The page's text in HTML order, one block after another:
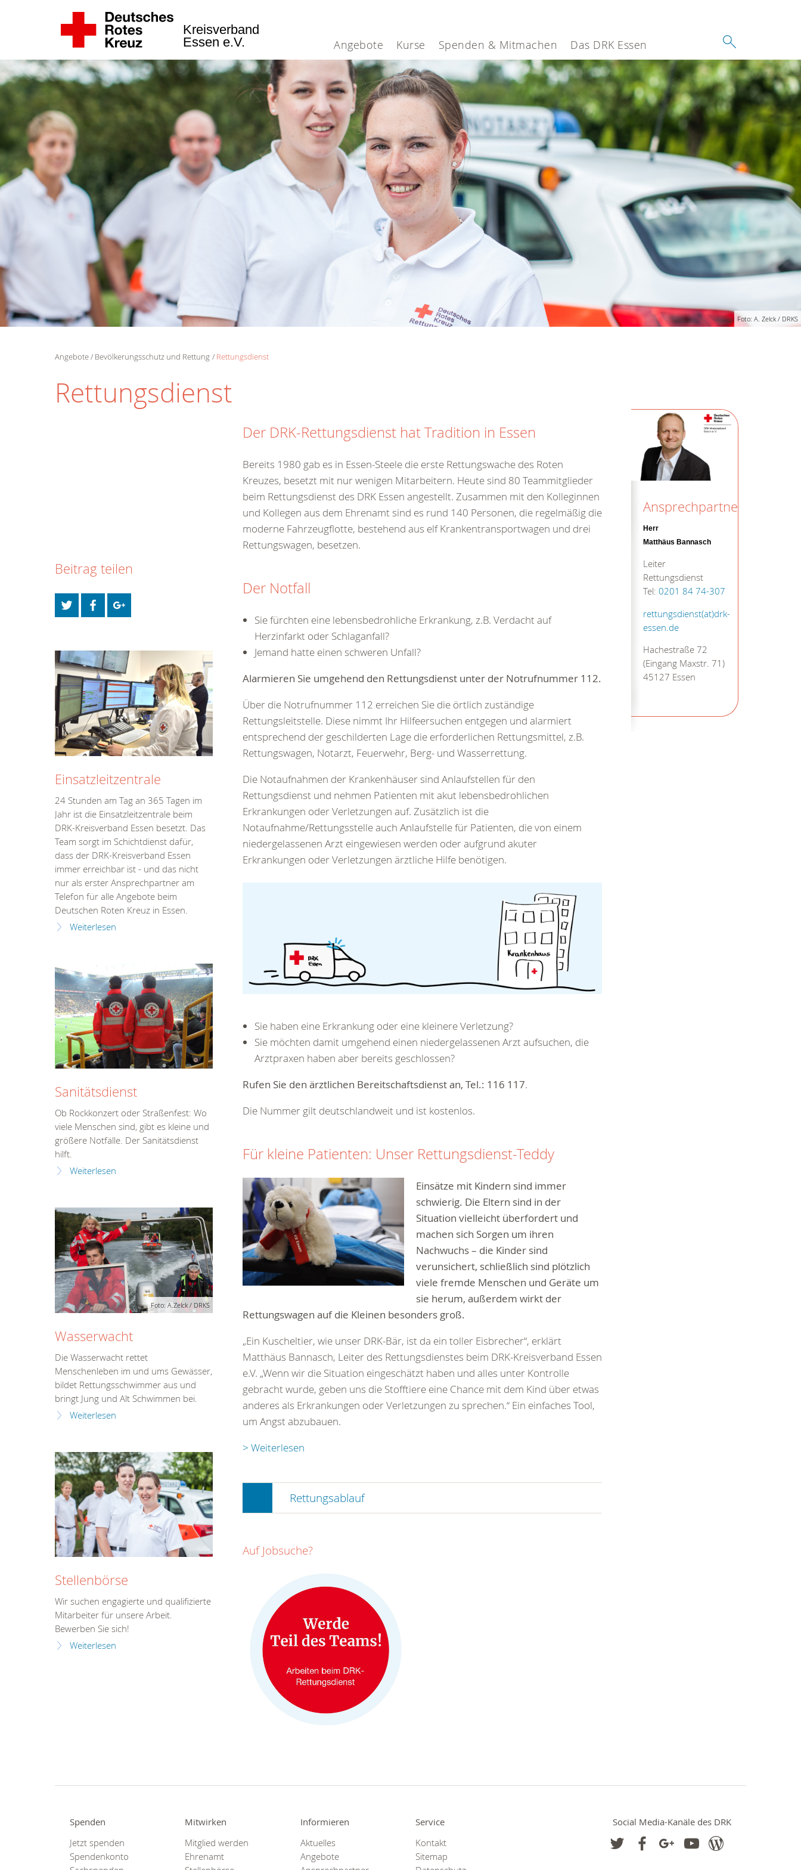
Angebote Kurse Spenden & Mitmachen Das DRK Essen
Kreisverband
Essen e.V.
Foto: A. Zelck / DRKS
Angebote Bevölkerungsschutz und Rettung Rettungsdienst
Rettungsdienst
Ansprechpartner
Herr
Matthäus Bannasch
Leiter
Rettungsdienst
Tel: 0201 84 74-307
rettungsdienst(at)drk-
essen.de
Hachestraße 72
(Eingang Maxstr. 71)
45127 Essen
Der DRK-Rettungsdienst hat Tradition in Essen
Bereits 1980 gab es in Essen-Steele die erste Rettungswache des Roten
Kreuzes, besetzt mit nur wenigen Mitarbeitern. Heute sind 80 Teammitglieder
beim Rettungsdienst des DRK Essen angestellt. Zusammen mit den Kolleginnen
und Kollegen aus dem Ehrenamt sind es rund 140 Personen, die regelmäßig die
moderne Fahrzeugflotte, bestehend aus elf Krankentransportwagen und drei
Rettungswagen, besetzen.
Der Notfall
Sie fürchten eine lebensbedrohliche Erkrankung, z.B. Verdacht auf
Herzinfarkt oder Schlaganfall?
Jemand hatte einen schweren Unfall?
Alarmieren Sie umgehend den Rettungsdienst unter der Notrufnummer 112.
Über die Notrufnummer 112 erreichen Sie die örtlich zuständige
Rettungsleitstelle. Diese nimmt Ihr Hilfeersuchen entgegen und alarmiert
entsprechend der geschilderten Lage die erforderlichen Rettungsmittel, z.B.
Rettungswagen, Notarzt, Feuerwehr, Berg- und Wasserrettung.
Die Notaufnahmen der Krankenhäuser sind Anlaufstellen für den
Rettungsdienst und nehmen Patienten mit akut lebensbedrohlichen
Erkrankungen oder Verletzungen auf. Zusätzlich ist die
Notaufnahme/Rettungsstelle auch Anlaufstelle für Patienten, die von einem
niedergelassenen Arzt eingewiesen werden oder aufgrund akuter
Erkrankungen oder Verletzungen ärztliche Hilfe benötigen.
Sie haben eine Erkrankung oder eine kleinere Verletzung?
Sie möchten damit umgehend einen niedergelassenen Arzt aufsuchen, die
Arztpraxen haben aber bereits geschlossen?
Rufen Sie den ärztlichen Bereitschaftsdienst an, Tel.: 116 117.
Die Nummer gilt deutschlandweit und ist kostenlos.
Für kleine Patienten: Unser Rettungsdienst-Teddy
Einsätze mit Kindern sind immer
schwierig. Die Eltern sind in der
Situation vielleicht überfordert und
machen sich Sorgen um ihren
Nachwuchs – die Kinder sind
verunsichert, schließlich sind plötzlich
viele fremde Menschen und Geräte um
sie herum, außerdem wirkt der
Rettungswagen auf die Kleinen besonders groß.
„Ein Kuscheltier, wie unser DRK-Bär, ist da ein toller Eisbrecher“, erklärt
Matthäus Bannasch, Leiter des Rettungsdienstes beim DRK-Kreisverband Essen
e.V. „Wenn wir die Situation eingeschätzt haben und alles unter Kontrolle
gebracht wurde, geben uns die Stofftiere eine Chance mit dem Kind über etwas
anderes als Erkrankungen oder Verletzungen zu sprechen.“ Ein einfaches Tool,
um Angst abzubauen.
> Weiterlesen
Rettungsablauf
Auf Jobsuche?
Beitrag teilen
Einsatzleitzentrale
24 Stunden am Tag an 365 Tagen im
Jahr ist die Einsatzleitzentrale beim
DRK-Kreisverband Essen besetzt. Das
Team sorgt im Schichtdienst dafür,
dass der DRK-Kreisverband Essen
immer erreichbar ist - und das nicht
nur als erster Ansprechpartner am
Telefon für alle Angebote beim
Deutschen Roten Kreuz in Essen.
Weiterlesen
Sanitätsdienst
Ob Rockkonzert oder Straßenfest: Wo
viele Menschen sind, gibt es kleine und
größere Notfälle. Der Sanitätsdienst
hilft.
Weiterlesen
Foto: A.Zelck / DRKS
Wasserwacht
Die Wasserwacht rettet
Menschenleben im und ums Gewässer,
bildet Rettungsschwimmer aus und
bringt Jung und Alt Schwimmen bei.
Weiterlesen
Stellenbörse
Wir suchen engagierte und qualifizierte
Mitarbeiter für unsere Arbeit.
Bewerben Sie sich!
Weiterlesen
Spenden
Jetzt spenden
Spendenkonto
Mitwirken
Mitglied werden
Ehrenamt
Informieren
Aktuelles
Angebote
Service
Kontakt
Sitemap
Social Media-Kanäle des DRK